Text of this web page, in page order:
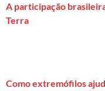
A participação
Terra
Como extremófilos